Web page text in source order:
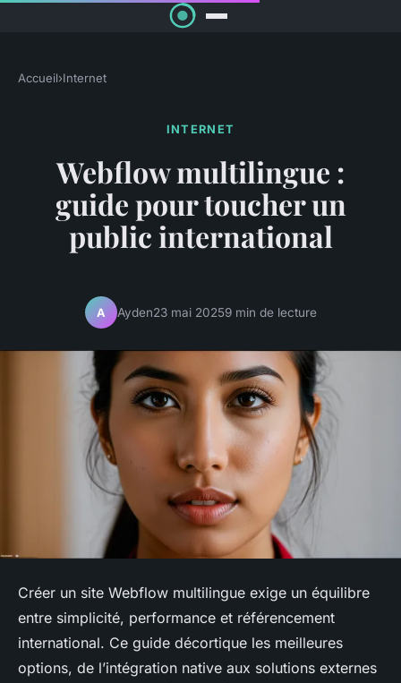
Accueil›Internet
INTERNET
Webflow multilingue :
guide pour toucher un
public international
A Ayden23 mai 20259 min de lecture
Créer un site Webflow multilingue exige un équilibre
entre simplicité, performance et référencement
international. Ce guide décortique les meilleures
options, de l’intégration native aux solutions externes